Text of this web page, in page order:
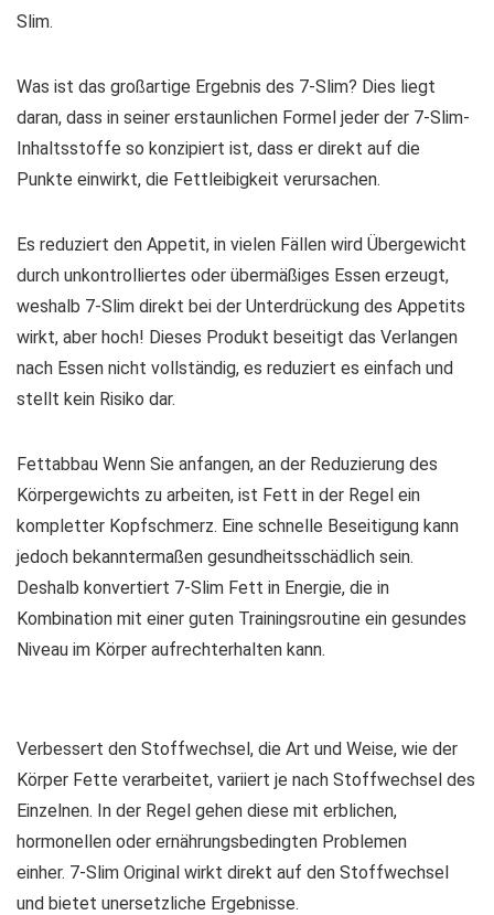
Slim.
Was ist das großartige Ergebnis des 7-Slim? Dies liegt
daran, dass in seiner erstaunlichen Formel jeder der 7-Slim-
Inhaltsstoffe so konzipiert ist, dass er direkt auf die
Punkte einwirkt, die Fettleibigkeit verursachen.
Es reduziert den Appetit, in vielen Fällen wird Übergewicht
durch unkontrolliertes oder übermäßiges Essen erzeugt,
weshalb 7-Slim direkt bei der Unterdrückung des Appetits
wirkt, aber hoch! Dieses Produkt beseitigt das Verlangen
nach Essen nicht vollständig, es reduziert es einfach und
stellt kein Risiko dar.
Fettabbau Wenn Sie anfangen, an der Reduzierung des
Körpergewichts zu arbeiten, ist Fett in der Regel ein
kompletter Kopfschmerz. Eine schnelle Beseitigung kann
jedoch bekanntermaßen gesundheitsschädlich sein.
Deshalb konvertiert 7-Slim Fett in Energie, die in
Kombination mit einer guten Trainingsroutine ein gesundes
Niveau im Körper aufrechterhalten kann.
Verbessert den Stoffwechsel, die Art und Weise, wie der
Körper Fette verarbeitet, variiert je nach Stoffwechsel des
Einzelnen. In der Regel gehen diese mit erblichen,
hormonellen oder ernährungsbedingten Problemen
einher. 7-Slim Original wirkt direkt auf den Stoffwechsel
und bietet unersetzliche Ergebnisse.